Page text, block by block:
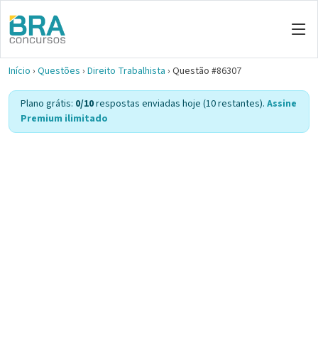
Início › Questões › Direito Trabalhista › Questão #86307
Plano grátis: 0/10respostas enviadas hoje (10 restantes). Assine
Premium ilimitado